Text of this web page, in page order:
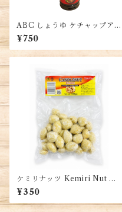
ABC しょうゆ ケチャップア
シン 醬油、品質大豆使用、風
味豊かな調味料、インドネシ
ア産、SOY SAUCE KECAP
¥750
ケミリナッツ Kemiri Nut キ
ャンドルナッツ Candlenut 10
0g インドネシア産 本場アジ
ア料理用 スパイス 調味料 食材
¥350